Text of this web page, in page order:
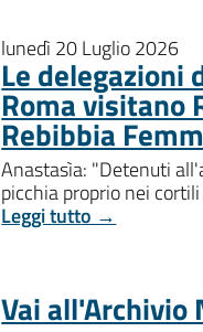
lunedì 20 Luglio 2026
Le delegazioni
Roma visitano
Rebibbia
Anastasìa: "Detenuti
picchia proprio nei
Leggi tutto →
Vai all'Archivio